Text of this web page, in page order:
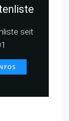
seit